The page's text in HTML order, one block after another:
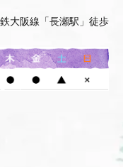
大阪線「長瀬駅」徒歩